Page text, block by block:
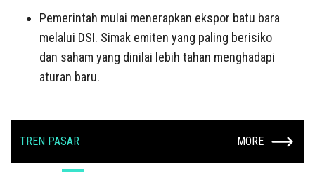
Pemerintah mulai menerapkan ekspor batu bara
melalui DSI. Simak emiten yang paling berisiko
dan saham yang dinilai lebih tahan menghadapi
aturan baru.
TREN PASAR MORE